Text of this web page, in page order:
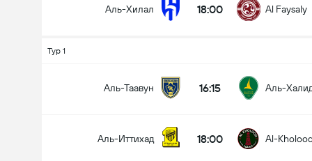
Аль-Хилал 18:00 Al Faysaly
Тур 1
Аль-Таавун 16:15 Аль-
Аль-Иттихад 18:00 Al-